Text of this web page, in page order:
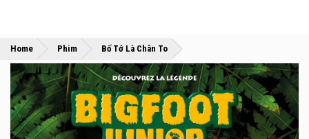
Home »
Phim »
Bố Tớ Là Chân To